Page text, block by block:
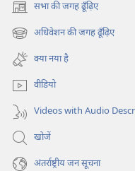
सभा की जगह ढूँढ़िए
(opens
new
window)
अधिवेशन की जगह ढूँढ़िए
(opens
new
window)
क्या नया है
वीडियो
Videos with Audio
खोजें
अंतर्राष्ट्रीय जन सूचना